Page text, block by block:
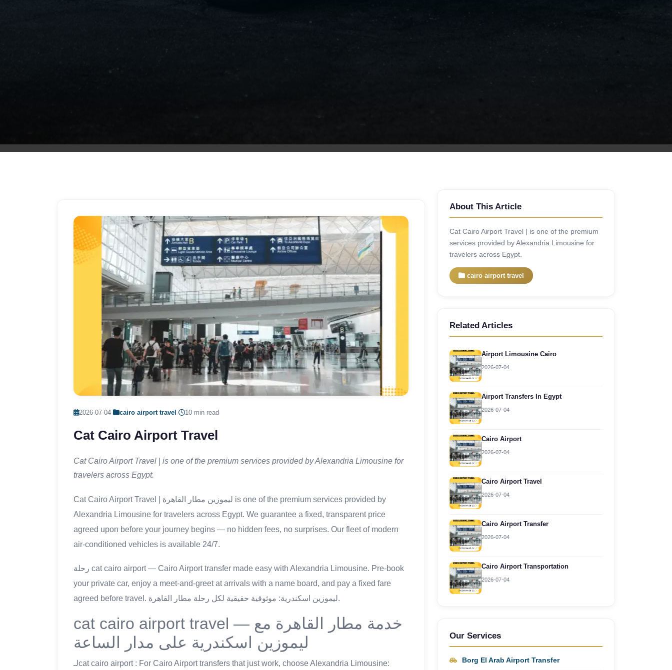
2026-07-04· cairo airport travel · 10 min read
Cat Cairo Airport Travel
Cat Cairo Airport Travel | is one of the premium services provided by Alexandria Limousine for
travelers across Egypt.
Cat Cairo Airport Travel | ليموزين مطار القاهرة is one of the premium services provided by
Alexandria Limousine for travelers across Egypt. We guarantee a fixed, transparent price
agreed upon before your journey begins — no hidden fees, no surprises. Our fleet of modern
air-conditioned vehicles is available 24/7.
رحلة cat cairo airport — Cairo Airport transfer made easy with Alexandria Limousine. Pre-book
your private car, enjoy a meet-and-greet at arrivals with a name board, and pay a fixed fare
agreed before travel. ليموزين اسكندرية: موثوقية حقيقية لكل رحلة مطار القاهرة.
cat cairo airport travel — خدمة مطار القاهرة مع
ليموزين اسكندرية على مدار الساعة
لـcat cairo airport : For Cairo Airport transfers that just work, choose Alexandria Limousine:
About This Article
Cat Cairo Airport Travel | is one of the premium
services provided by Alexandria Limousine for
travelers across Egypt.
cairo airport travel
Related Articles
Airport Limousine Cairo
2026-07-04
Airport Transfers In Egypt
2026-07-04
Cairo Airport
2026-07-04
Cairo Airport Travel
2026-07-04
Cairo Airport Transfer
2026-07-04
Cairo Airport Transportation
2026-07-04
Our Services
Borg El Arab Airport Transfer